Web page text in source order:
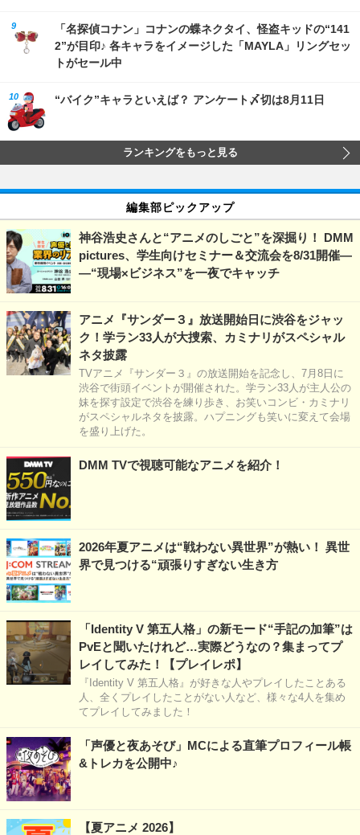
「名探偵コナン」コナンの蝶ネクタイ、怪盗キッドの“141
2”が目印♪ 各キャラをイメージした「MAYLA」リングセッ
トがセール中
“バイク”キャラといえば？ アンケート〆切は8月11日
ランキングをもっと見る
編集部ピックアップ
神谷浩史さんと“アニメのしごと”を深掘り！ DMM
pictures、学生向けセミナー＆交流会を8/31開催―
―“現場×ビジネス”を一夜でキャッチ
アニメ『サンダー３』放送開始日に渋谷をジャッ
ク！学ラン33人が大捜索、カミナリがスペシャル
ネタ披露
TVアニメ『サンダー３』の放送開始を記念し、7月8日に
渋谷で街頭イベントが開催された。学ラン33人が主人公の
妹を探す設定で渋谷を練り歩き、お笑いコンビ・カミナリ
がスペシャルネタを披露。ハプニングも笑いに変えて会場
を盛り上げた。
DMM TVで視聴可能なアニメを紹介！
2026年夏アニメは“戦わない異世界”が熱い！ 異世
界で見つける“頑張りすぎない生き方
「Identity V 第五人格」の新モード“手記の加筆”は
PvEと聞いたけれど…実際どうなの？集まってプ
レイしてみた！【プレイレポ】
『Identity V 第五人格』が好きな人やプレイしたことある
人、全くプレイしたことがない人など、様々な4人を集め
てプレイしてみました！
「声優と夜あそび」MCによる直筆プロフィール帳
&トレカを公開中♪
【夏アニメ 2026】